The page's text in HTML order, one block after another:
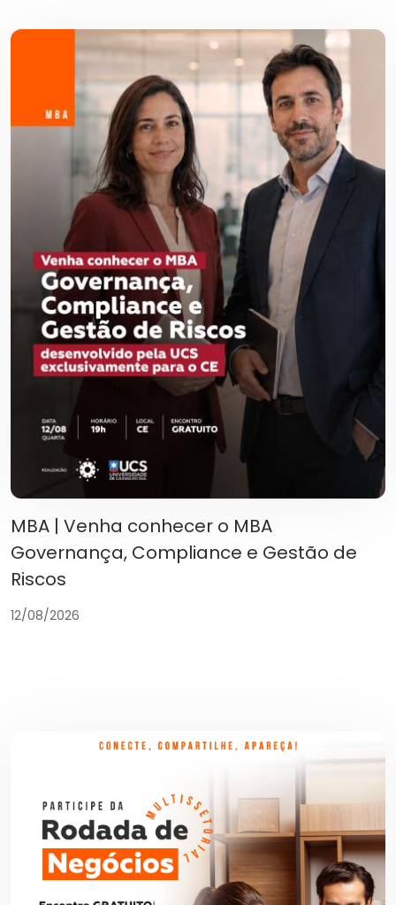
MBA | Venha conhecer o MBA
Governança, Compliance e Gestão de
Riscos
12/08/2026